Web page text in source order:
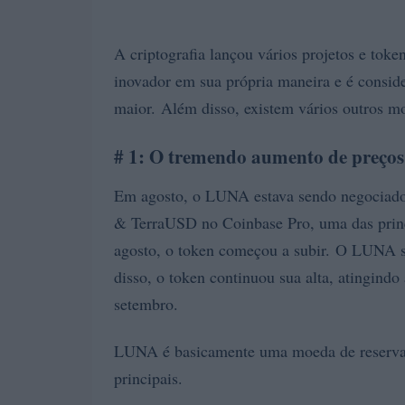
A criptografia lançou vários projetos e
inovador em sua própria maneira e é
maior. Além disso, existem vários outros
# 1: O tremendo aumento de
Em agosto, o LUNA estava sendo
& TerraUSD no Coinbase Pro, uma das
agosto, o token começou a subir. O LUNA
disso, o token continuou sua alta,
setembro.
LUNA é basicamente uma moeda de
principais.